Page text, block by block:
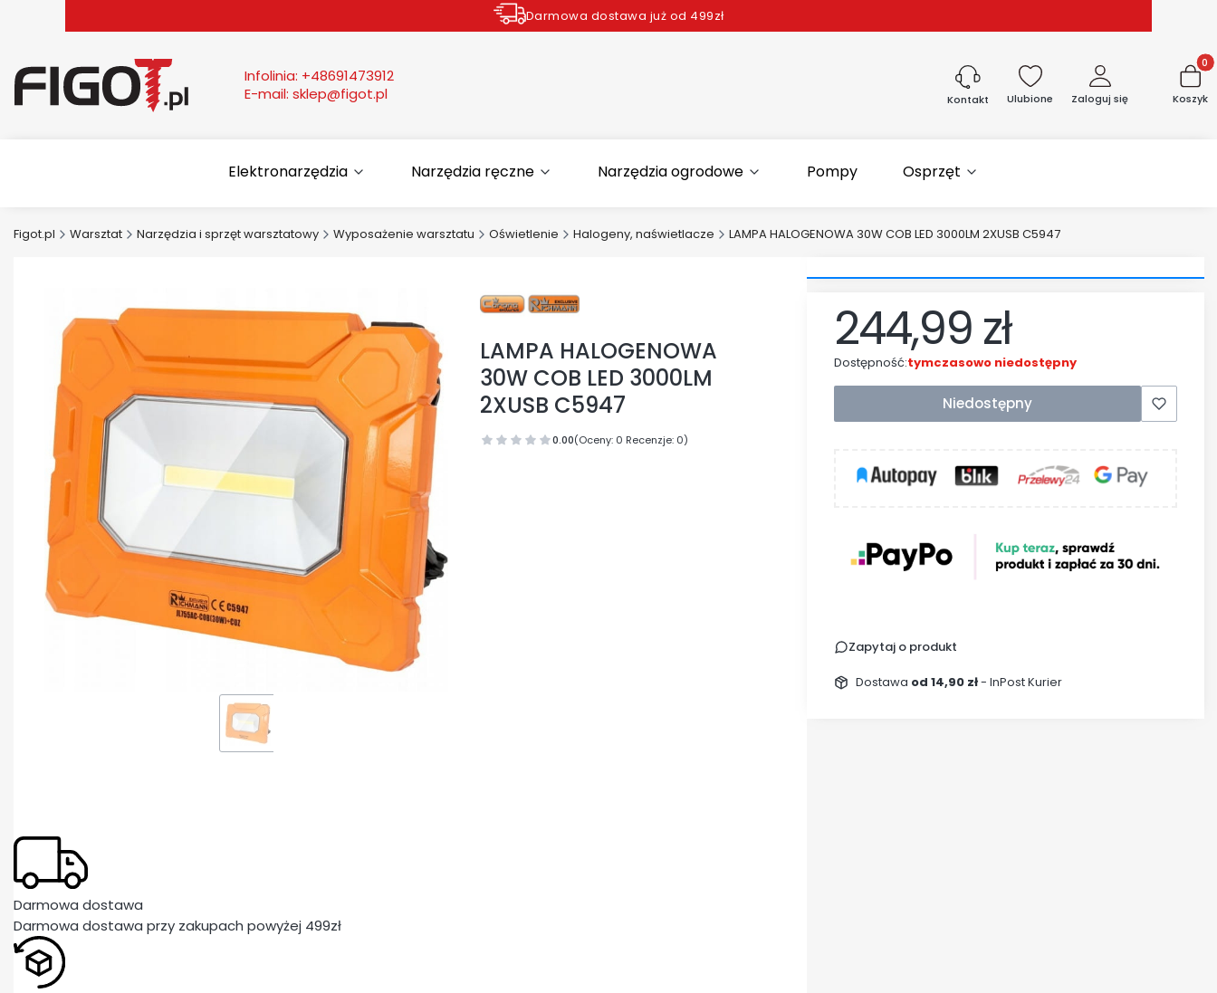
Darmowa dostawa już od 499zł
Infolinia: +48691473912
E-mail: sklep@figot.pl Kontakt Ulubione Zaloguj się Koszyk
Elektronarzędzia Narzędzia ręczne Narzędzia ogrodowe Pompy Osprzęt
Figot.pl Warsztat Narzędzia i sprzęt warsztatowy Wyposażenie warsztatu Oświetlenie Halogeny, naświetlacze LAMPA HALOGENOWA 30W COB LED 3000LM 2XUSB C5947
LAMPA HALOGENOWA
30W COB LED 3000LM
2XUSB C5947
0.00(Oceny: 0 Recenzje: 0)
Darmowa dostawa
Darmowa dostawa przy zakupach powyżej 499zł
Cena
244,99 zł
Dostępność:tymczasowo niedostępny
Niedostępny
Zapytaj o produkt
Dostawa od 14,90 zł- InPost Kurier